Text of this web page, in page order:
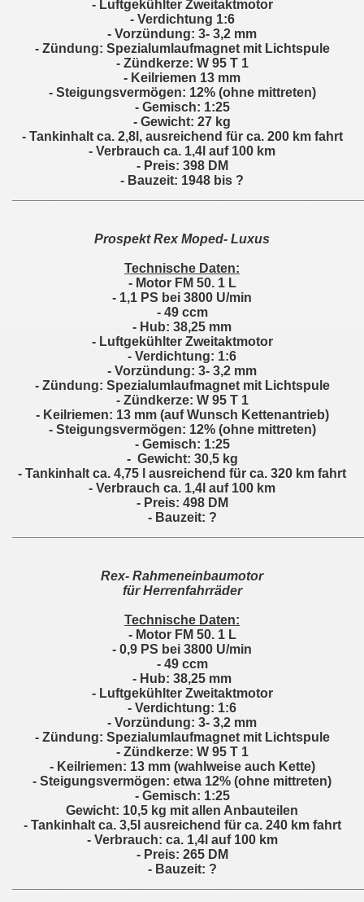
- Luftgekühlter Zweitaktmotor
- Verdichtung 1:6
- Vorzündung: 3- 3,2 mm
- Zündung: Spezialumlaufmagnet mit Lichtspule
- Zündkerze: W 95 T 1
- Keilriemen 13 mm
- Steigungsvermögen: 12% (ohne mittreten)
- Gemisch: 1:25
- Gewicht: 27 kg
- Tankinhalt ca. 2,8l, ausreichend für ca. 200 km fahrt
- Verbrauch ca. 1,4l auf 100 km
- Preis: 398 DM
- Bauzeit: 1948 bis ?
Prospekt Rex Moped- Luxus
Technische Daten:
- Motor FM 50. 1 L
- 1,1 PS bei 3800 U/min
- 49 ccm
- Hub: 38,25 mm
- Luftgekühlter Zweitaktmotor
- Verdichtung: 1:6
- Vorzündung: 3- 3,2 mm
- Zündung: Spezialumlaufmagnet mit Lichtspule
- Zündkerze: W 95 T 1
- Keilriemen: 13 mm (auf Wunsch Kettenantrieb)
- Steigungsvermögen: 12% (ohne mittreten)
- Gemisch: 1:25
- Gewicht: 30,5 kg
- Tankinhalt ca. 4,75 l ausreichend für ca. 320 km fahrt
- Verbrauch ca. 1,4l auf 100 km
- Preis: 498 DM
- Bauzeit: ?
Rex- Rahmeneinbaumotor
für Herrenfahrräder
Technische Daten:
- Motor FM 50. 1 L
- 0,9 PS bei 3800 U/min
- 49 ccm
- Hub: 38,25 mm
- Luftgekühlter Zweitaktmotor
- Verdichtung: 1:6
- Vorzündung: 3- 3,2 mm
- Zündung: Spezialumlaufmagnet mit Lichtspule
- Zündkerze: W 95 T 1
- Keilriemen: 13 mm (wahlweise auch Kette)
- Steigungsvermögen: etwa 12% (ohne mittreten)
- Gemisch: 1:25
Gewicht: 10,5 kg mit allen Anbauteilen
- Tankinhalt ca. 3,5l ausreichend für ca. 240 km fahrt
- Verbrauch: ca. 1,4l auf 100 km
- Preis: 265 DM
- Bauzeit: ?